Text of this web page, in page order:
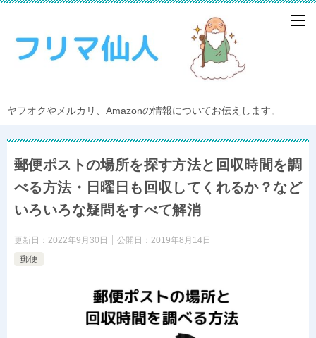
ヤフオクやメルカリ、Amazonの情報についてお伝えします。
郵便ポストの場所を探す方法と回収時間を調
べる方法・日曜日も回収してくれるか？など
いろいろな疑問をすべて解消
更新日： 2022年9月30日 公開日： 2019年8月14日
郵便